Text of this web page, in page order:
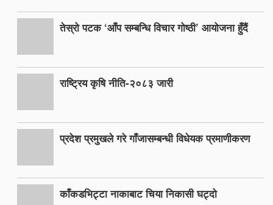
तेस्रो पटक ‘आँप सम्बन्धि विचार गोष्ठी’ आयोजना हुँदैं
राष्ट्रिय कृषि नीति-२०८३ जारी
प्रदेश प्रमुखले गरे गाँजासम्बन्धी विधेयक प्रमाणीकरण
काँकडभिट्टा नाकाबाट चिया निकासी घट्दो